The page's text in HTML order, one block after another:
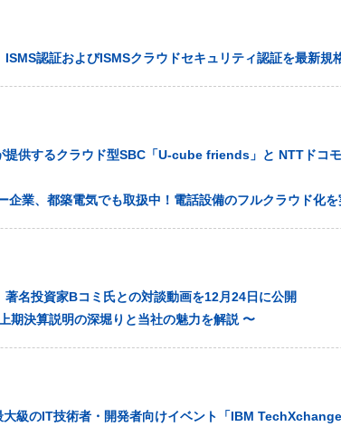
ISMS認証およびISMSクラウドセキュリティ認証を最新規
提供するクラウド型SBC「U-cube friends」と NTTドコ
企業、都築電気でも取扱中！電話設備のフルクラウド化
著名投資家Bコミ氏との対談動画を12月24日に公開
期決算説明の深堀りと当社の魅力を解説 〜
大級のIT技術者・開発者向けイベント「IBM